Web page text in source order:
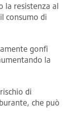
la resistenza al
consumo di
gonfi
la
di
che può